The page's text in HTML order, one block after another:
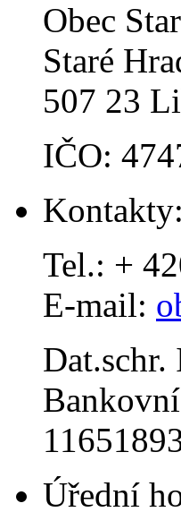
Obec
Staré
507 23
IČO:
Kontakty:
Tel.: +
E-mail:
Úřední